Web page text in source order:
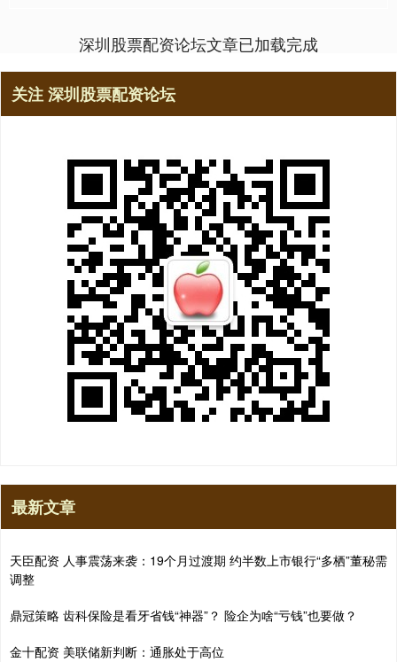
深圳股票配资论坛文章已加载完成
关注 深圳股票配资论坛
最新文章
天臣配资 人事震荡来袭：19个月过渡期 约半数上市银行“多栖”董秘需
调整
鼎冠策略 齿科保险是看牙省钱“神器”？ 险企为啥“亏钱”也要做？
金十配资 美联储新判断：通胀处于高位